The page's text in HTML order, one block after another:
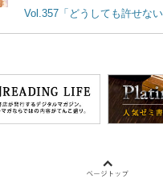
Vol.357「どうしても許せない